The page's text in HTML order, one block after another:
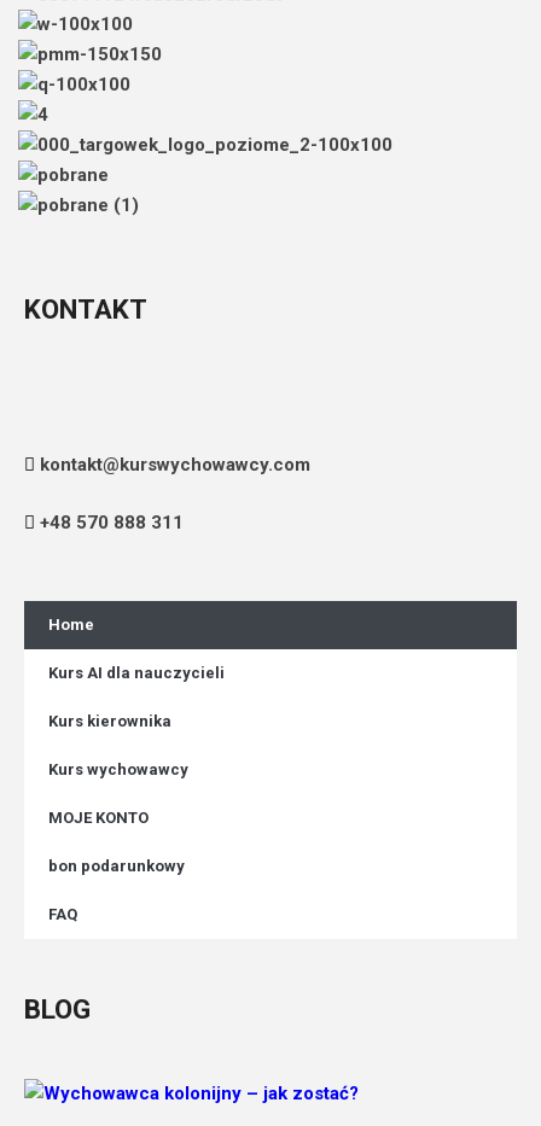
KONTAKT
kontakt@kurswychowawcy.com
+48 570 888 311
Home
Kurs AI dla nauczycieli
Kurs kierownika
Kurs wychowawcy
MOJE KONTO
bon podarunkowy
FAQ
BLOG